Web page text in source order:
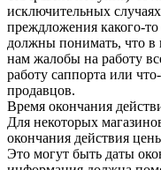
исключительных
преждложения какого-
должны понимать, что в
нам жалобы на работу
работу саппорта или
продавцов.
Время окончания
Для некоторых
окончания действия
Это могут быть даты